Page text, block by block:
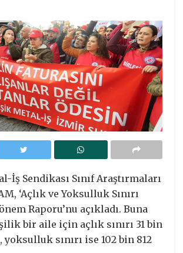
İş Sendikası Sınıf Araştırmaları
‘Açlık ve Yoksulluk Sınırı
Raporu’nu açıkladı. Buna
bir aile için açlık sınırı 31 bin
sınırı ise 102 bin 812